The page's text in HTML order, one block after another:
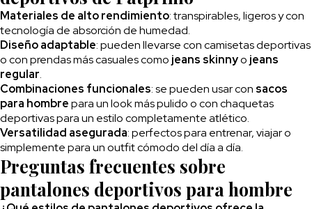
Materiales de alto rendimiento: transpirables, ligeros y con
tecnología de absorción de humedad.
Diseño adaptable: pueden llevarse con camisetas deportivas
o con prendas más casuales como jeans skinnyo jeans
regular.
Combinaciones funcionales: se pueden usar con sacos
para hombrepara un look más pulido o con chaquetas
deportivas para un estilo completamente atlético.
Versatilidad asegurada: perfectos para entrenar, viajar o
simplemente para un outfit cómodo del día a día.
Preguntas frecuentes sobre
pantalones deportivos para hombre